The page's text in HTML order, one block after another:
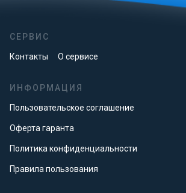
СЕРВИС
Контакты О сервисе
ИНФОРМАЦИЯ
Пользовательское соглашение
Оферта гаранта
Политика конфиденциальности
Правила пользования